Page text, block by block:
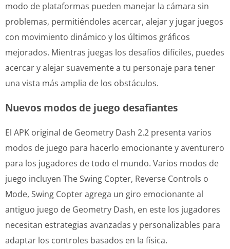
modo de plataformas pueden manejar la cámara sin
problemas, permitiéndoles acercar, alejar y jugar juegos
con movimiento dinámico y los últimos gráficos
mejorados. Mientras juegas los desafíos difíciles, puedes
acercar y alejar suavemente a tu personaje para tener
una vista más amplia de los obstáculos.
Nuevos modos de juego desafiantes
El APK original de Geometry Dash 2.2 presenta varios
modos de juego para hacerlo emocionante y aventurero
para los jugadores de todo el mundo. Varios modos de
juego incluyen The Swing Copter, Reverse Controls o
Mode, Swing Copter agrega un giro emocionante al
antiguo juego de Geometry Dash, en este los jugadores
necesitan estrategias avanzadas y personalizables para
adaptar los controles basados ​​​​en la física.